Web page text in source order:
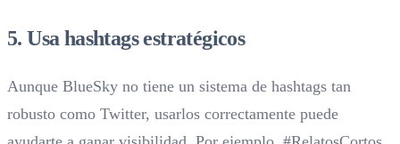
5. Usa hashtags estratégicos
Aunque BlueSky no tiene un sistema de hashtags tan
robusto como Twitter, usarlos correctamente puede